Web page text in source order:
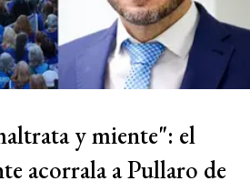
y miente": el
acorrala a Pullaro de